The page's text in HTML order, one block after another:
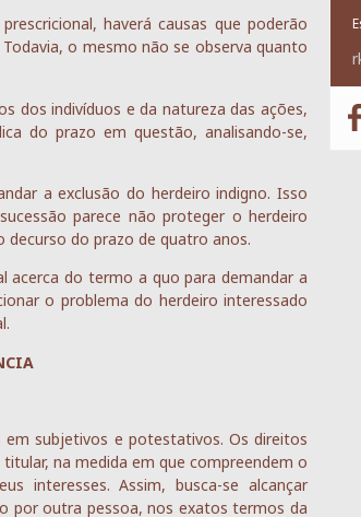
haverá causas que poderão
o mesmo não se observa quanto
dos indivíduos e da natureza das ações,
do prazo em questão, analisando-se,
a exclusão do herdeiro indigno. Isso
parece não proteger o herdeiro
do prazo de quatro anos.
acerca do termo a quo para demandar a
o problema do herdeiro interessado
em subjetivos e potestativos. Os direitos
na medida em que compreendem o
interesses. Assim, busca-se alcançar
por outra pessoa, nos exatos termos da